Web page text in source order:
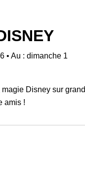
• Au : dimanche 1
Disney sur grand
amis !